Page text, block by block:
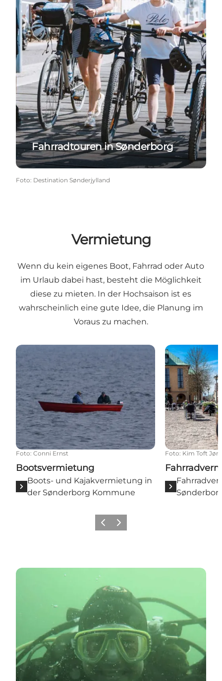
Fahrradtouren in Sønderborg
Foto: Destination Sønderjylland
Vermietung
Wenn du kein eigenes Boot, Fahrrad oder Auto
im Urlaub dabei hast, besteht die Möglichkeit
diese zu mieten. In der Hochsaison ist es
wahrscheinlich eine gute Idee, die Planung im
Voraus zu machen.
Bootsvermietung
Foto: Conni Ernst
Bootsvermietung
Boots- und Kajakvermietung in
der Sønderborg Kommune
Foto: Kim Toft
ZurückWeiter
Broagerlands Dykkercenter